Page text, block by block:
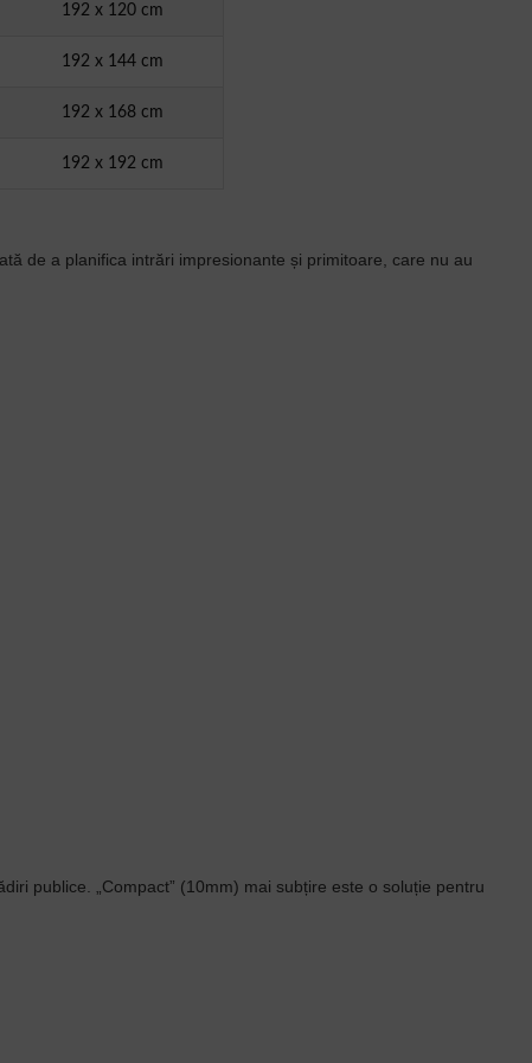
192 x 120 cm
192 x 144 cm
192 x 168 cm
192 x 192 cm
de a planifica intrări impresionante și primitoare, care nu au
publice. „Compact” (10mm) mai subțire este o soluție pentru